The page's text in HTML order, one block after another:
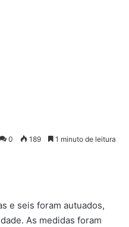
0 189 1 minuto de leitura
e seis foram autuados,
As medidas foram